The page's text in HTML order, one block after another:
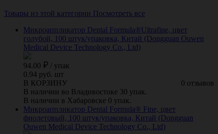
Товары из этой категории Посмотреть все
Микроаппликатор Dental Formula®Ultrafine, цвет
голубой, 100 штук/упаковка, Китай (Dongguan Ouwen
Medical Device Technology Cо., Ltd)
94.00 / упак
0.94 руб. шт
0 отзывов
В КОРЗИНУ
В наличии во Владивостоке 30 упак.
В наличии в Хабаровске 0 упак.
Микроаппликатор Dental Formula® Fine, цвет
фиолетовый, 100 штук/упаковка, Китай (Dongguan
Ouwen Medical Device Technology Cо., Ltd)